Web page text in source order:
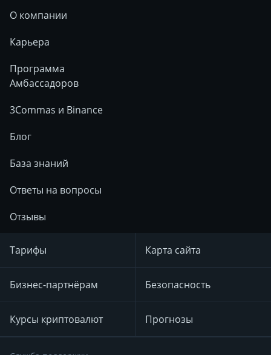
О компании
Карьера
Программа
Амбассадоров
3Commas и Binance
Блог
База знаний
Ответы на вопросы
Отзывы
Тарифы
Бизнес-партнёрам
Курсы криптовалют
Карта сайта
Безопасность
Прогнозы